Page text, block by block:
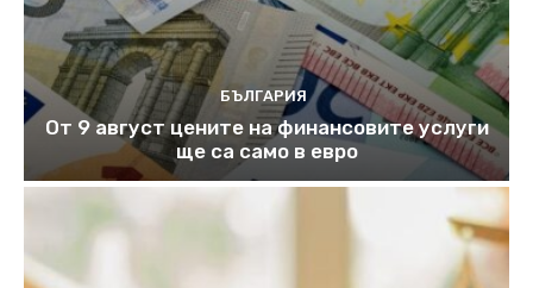
БЪЛГАРИЯ
От 9 август цените на финансовите услуги
ще са само в евро